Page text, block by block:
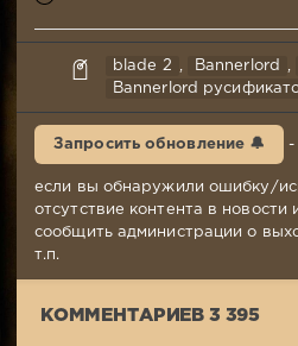
Lafei
10-
Комментариев:
3
395
600
blade 2 Bannerlord
Bannerlord
Запросить обновление 🔔 -
если вы обнаружили ошибку/
отсутствие контента в новости
сообщить администрации о
т.п.
КОММЕНТАРИЕВ 3 395